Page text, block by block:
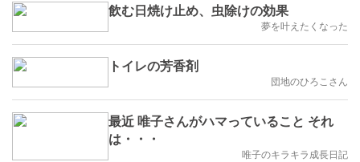
飲む日焼け止め、虫除けの効果
夢を叶えたくなった
トイレの芳香剤
団地のひろこさん
最近 唯子さんがハマっていること それ
は・・・
唯子のキラキラ成長日記